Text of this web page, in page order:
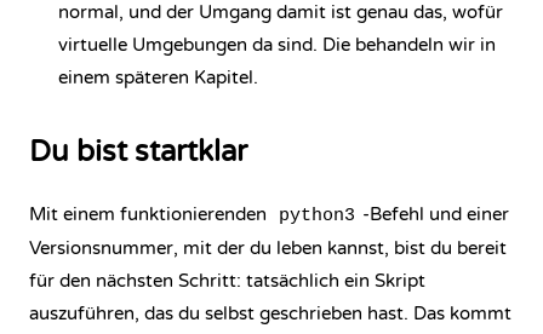
normal, und der Umgang damit ist genau das, wofür
virtuelle Umgebungen da sind. Die behandeln wir in
einem späteren Kapitel.
Du bist startklar
Mit einem funktionierenden python3 -Befehl und einer
Versionsnummer, mit der du leben kannst, bist du bereit
für den nächsten Schritt: tatsächlich ein Skript
auszuführen, das du selbst geschrieben hast. Das kommt